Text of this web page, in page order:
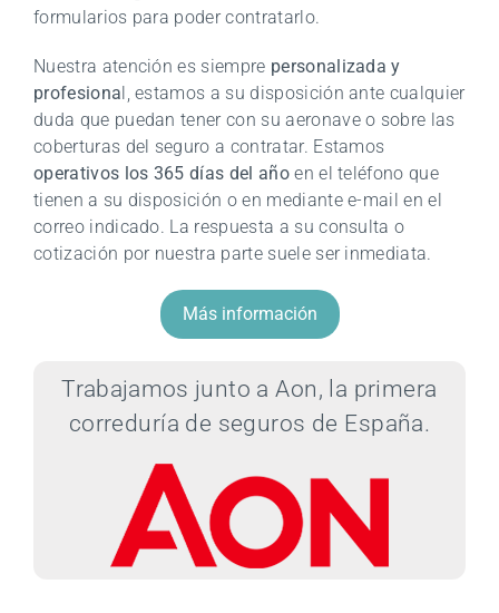
formularios para poder contratarlo.
Nuestra atención es siempre personalizada y
profesional, estamos a su disposición ante cualquier
duda que puedan tener con su aeronave o sobre las
coberturas del seguro a contratar. Estamos
operativos los 365 días del añoen el teléfono que
tienen a su disposición o en mediante e-mail en el
correo indicado. La respuesta a su consulta o
cotización por nuestra parte suele ser inmediata.
Más información
Trabajamos junto a Aon, la primera
correduría de seguros de España.